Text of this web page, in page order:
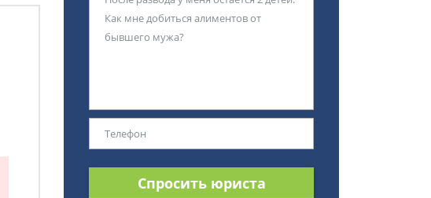
Спросить юриста